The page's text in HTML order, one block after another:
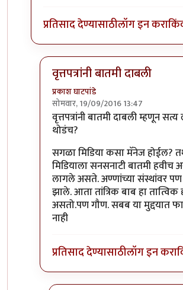
प्रतिसाद देण्यासाठीलॉग इन करा
वृत्तपत्रांनी बातमी दाबली
प्रकाश घाटपांडे
सोमवार, 19/09/2016 13:47
In reply toसमाजप्रबोधन आणि
वृत्तपत्रांनी बातमी दाबली म्हणून
थोडंच?
सगळा मिडिया कसा मॅनेज होईल?
मिडियाला सनसनाटी बातमी हवीच
लागले असते. अण्णांच्या संस्थांवर
झाले. आता तांत्रिक बाब हा तात्विक
असतो.पण गौण. सबब या मुद्दयात
नाही
प्रतिसाद देण्यासाठीलॉग इन करा